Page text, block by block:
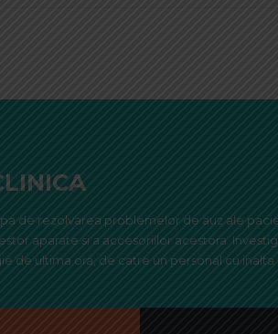
de rezolvarea problemelor de auz ale
aparate si a accesoriilor acestora.
de ultima ora, de catre un personal cu inalta